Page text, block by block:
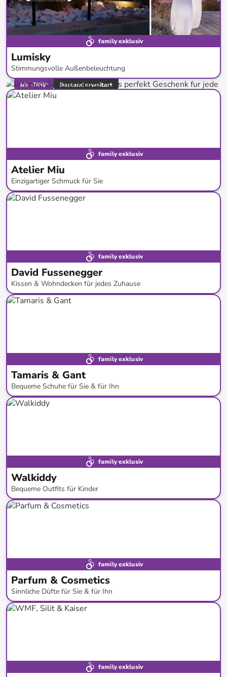
family exklusiv
Lumisky
Stimmungsvolle Außenbeleuchtung
bis-78%* Bestand erweitert
family exklusiv
Atelier Miu
Einzigartiger Schmuck für Sie
bis-82%*
family exklusiv
David Fussenegger
Kissen & Wohndecken für jedes Zuhause
bis-66%*
family exklusiv
Tamaris & Gant
Bequeme Schuhe für Sie & für Ihn
bis-49%*
family exklusiv
Walkiddy
Bequeme Outfits für Kinder
bis-49%* SALE
family exklusiv
Parfum & Cosmetics
Sinnliche Düfte für Sie & für Ihn
bis-77 %* Versandkostenfrei
family exklusiv